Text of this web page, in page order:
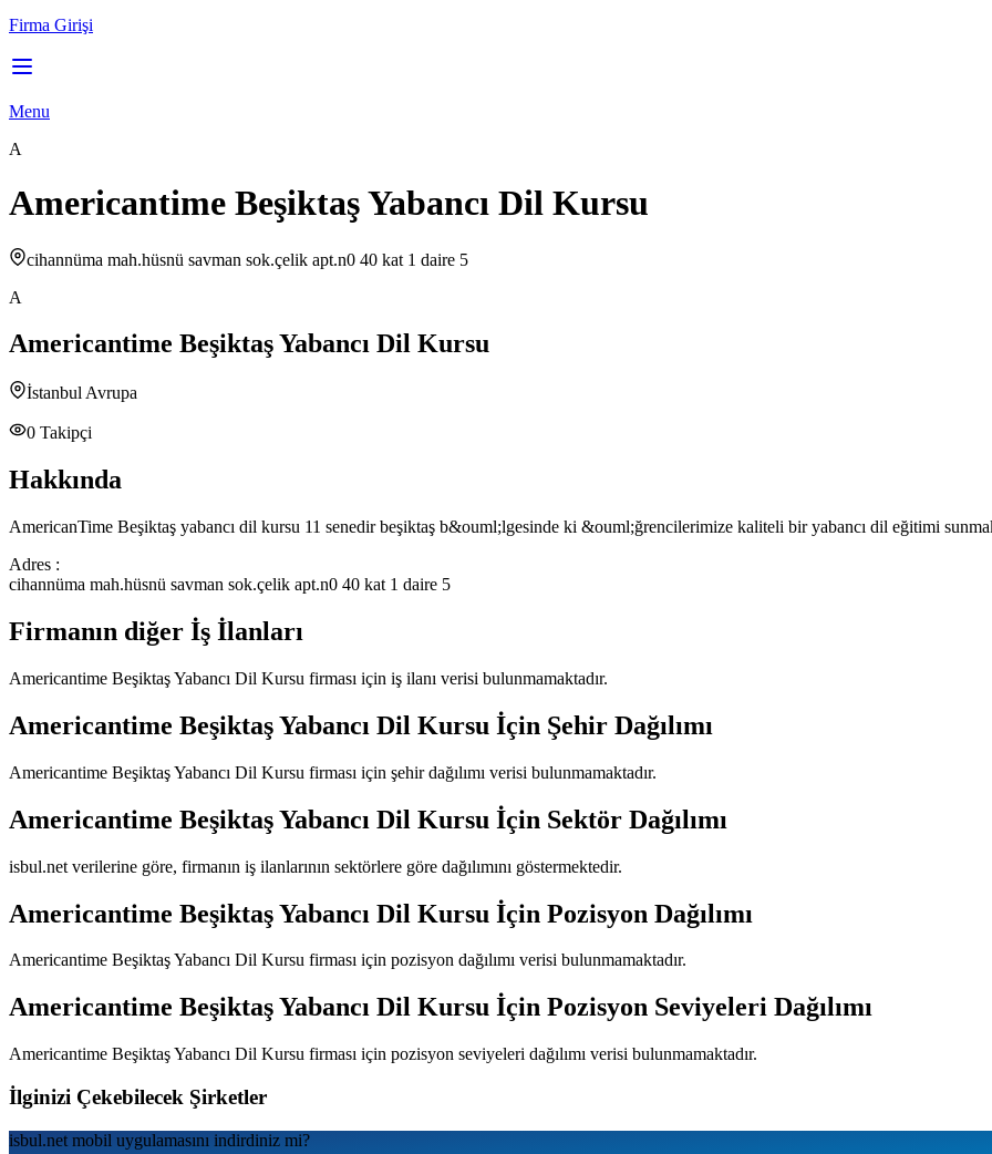
Firma Girişi
Menu
A
Americantime Beşiktaş Yabancı Dil Kursu
cihannüma mah.hüsnü savman sok.çelik apt.n0 40 kat 1 daire 5
A
Americantime Beşiktaş Yabancı Dil Kursu
İstanbul Avrupa
0 Takipçi
Hakkında
AmericanTime Beşiktaş yabancı dil kursu 11 senedir beşiktaş b&ouml;lgesinde ki &ouml;ğrencilerimize kaliteli bir yabancı dil eğitimi
Adres :
cihannüma mah.hüsnü savman sok.çelik apt.n0 40 kat 1 daire 5
Firmanın diğer İş İlanları
Americantime Beşiktaş Yabancı Dil Kursu firması için iş ilanı verisi bulunmamaktadır.
Americantime Beşiktaş Yabancı Dil Kursu İçin Şehir Dağılımı
Americantime Beşiktaş Yabancı Dil Kursu firması için şehir dağılımı verisi bulunmamaktadır.
Americantime Beşiktaş Yabancı Dil Kursu İçin Sektör Dağılımı
isbul.net verilerine göre, firmanın iş ilanlarının sektörlere göre dağılımını göstermektedir.
Americantime Beşiktaş Yabancı Dil Kursu İçin Pozisyon Dağılımı
Americantime Beşiktaş Yabancı Dil Kursu firması için pozisyon dağılımı verisi bulunmamaktadır.
Americantime Beşiktaş Yabancı Dil Kursu İçin Pozisyon Seviyeleri Dağılımı
Americantime Beşiktaş Yabancı Dil Kursu firması için pozisyon seviyeleri dağılımı verisi bulunmamaktadır.
İlginizi Çekebilecek Şirketler
isbul.net mobil uygulamаsını indirdiniz mi?